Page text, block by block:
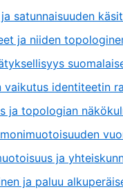
satunnaisuuden
ja niiden
vaikutus identiteetin
ja topologian
ja
ja paluu